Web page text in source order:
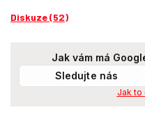
Diskuze (52)
Jak vám má
Sledujte nás
Jak to